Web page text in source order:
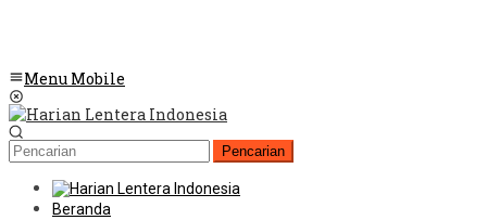
Menu Mobile
Pencarian
Beranda